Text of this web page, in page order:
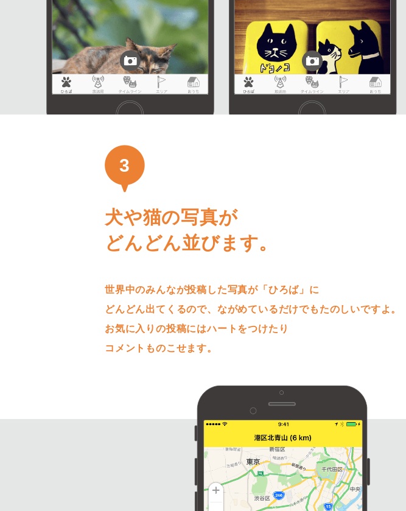
3
犬や猫の写真が
どんどん並びます。
世界中のみんなが投稿した写真が「ひろば」に
どんどん出てくるので、ながめているだけでもたのしいですよ。
お気に入りの投稿にはハートをつけたり
コメントものこせます。